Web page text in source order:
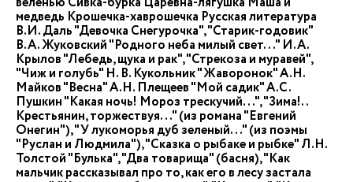
медведь Крошечка-хаврошечка Русская литература
В.И. Даль "Девочка Снегурочка", "Старик-годовик"
В.А. Жуковский "Родного неба милый свет..." И.А.
Крылов "Лебедь, щука и рак", "Стрекоза и муравей",
"Чиж и голубь" Н. В. Кукольник "Жаворонок" А.Н.
Майков "Весна" А.Н. Плещеев "Мой садик" А.С.
Пушкин "Какая ночь! Мороз трескучий...", "Зима!..
Крестьянин, торжествуя..." (из романа "Евгений
Онегин"), "У лукоморья дуб зеленый..." (из поэмы
"Руслан и Людмила"), "Сказка о рыбаке и рыбке" Л.Н.
Толстой "Булька", "Два товарища" (басня), "Как
мальчик рассказывал про то, как его в лесу застала